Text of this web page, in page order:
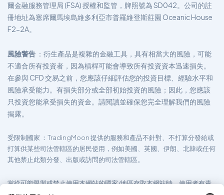
爾金融服務管理局 (FSA) 授權和監管，牌照號為 SD042。公司的註
冊地址為塞席爾馬埃島維多利亞市普羅維登斯莊園 Oceanic House
F2-2A。
風險警告 ：衍生產品是複雜的金融工具，具有相當大的風險，可能
不適合所有投資者，因為槓桿可能會導致所有投資資本迅速損失。
在參與 CFD 交易之前，您應該仔細評估您的投資目標、經驗水平和
風險承受能力。有損失部分或全部初始投資的風險；因此，您應該
只投資您能承受損失的資金。請閱讀並確保您完全理解我們的風險
揭露。
受限制國家 ：TradingMoon 提供的服務和產品不針對、不打算分發給或
打算供某些司法管轄區的居民使用，例如美國、英國、伊朗、北韓或任何
其他禁止此類分發、出版或訪問的司法管轄區。
當從可能限製或禁止使用本網站的國家/地區存取本網站時，使用者有責